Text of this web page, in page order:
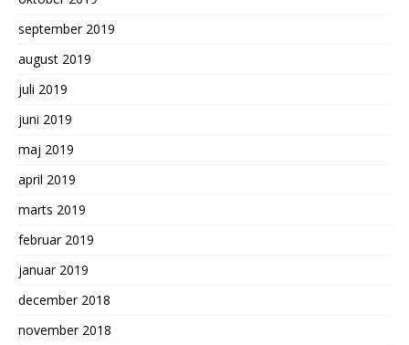
september 2019
august 2019
juli 2019
juni 2019
maj 2019
april 2019
marts 2019
februar 2019
januar 2019
december 2018
november 2018